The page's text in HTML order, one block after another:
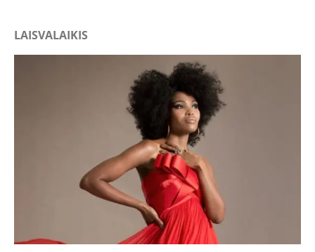
LAISVALAIKIS